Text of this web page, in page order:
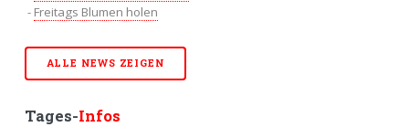
- Freitags Blumen holen
ALLE NEWS ZEIGEN
Tages-Infos